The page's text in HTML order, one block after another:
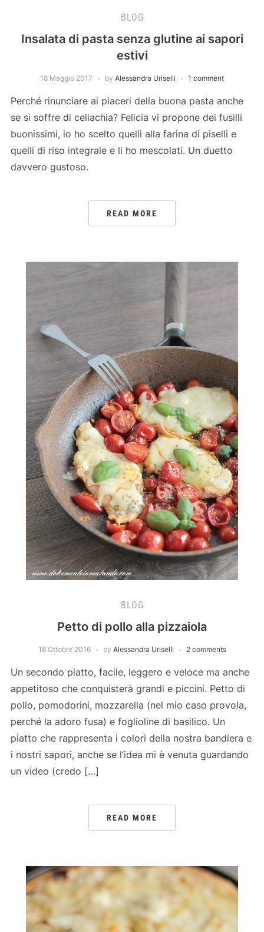
BLOG
Insalata di pasta senza glutine ai sapori
estivi
18 Maggio 2017 by Alessandra Uriselli 1 comment
Perché rinunciare ai piaceri della buona pasta anche
se si soffre di celiachia? Felicia vi propone dei fusilli
buonissimi, io ho scelto quelli alla farina di piselli e
quelli di riso integrale e li ho mescolati. Un duetto
davvero gustoso.
READ MORE
BLOG
Petto di pollo alla pizzaiola
18 Ottobre 2016 by Alessandra Uriselli 2 comments
Un secondo piatto, facile, leggero e veloce ma anche
appetitoso che conquisterà grandi e piccini. Petto di
pollo, pomodorini, mozzarella (nel mio caso provola,
perché la adoro fusa) e foglioline di basilico. Un
piatto che rappresenta i colori della nostra bandiera e
i nostri sapori, anche se l’idea mi è venuta guardando
un video (credo […]
READ MORE